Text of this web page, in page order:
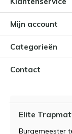
Mijn account
Categorieën
Contact
Elite
Burgemeester